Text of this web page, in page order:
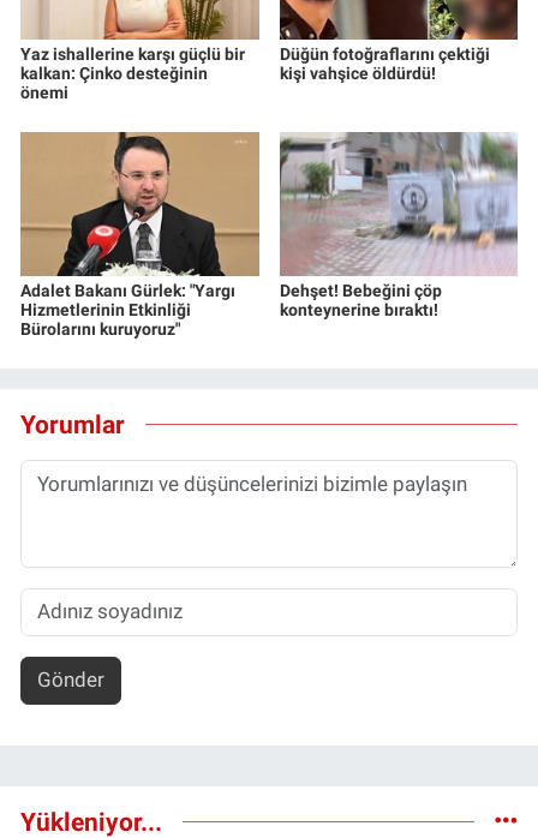
Yaz ishallerine karşı güçlü bir
kalkan: Çinko desteğinin
önemi
Düğün fotoğraflarını çektiği
kişi vahşice öldürdü!
Adalet Bakanı Gürlek: "Yargı
Hizmetlerinin Etkinliği
Bürolarını kuruyoruz"
Dehşet! Bebeğini çöp
konteynerine bıraktı!
Yorumlar
Gönder
Yükleniyor...